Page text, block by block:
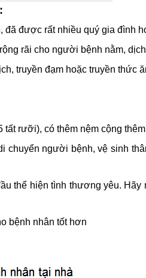
được rất nhiều quý gia đình
rãi cho người bệnh nằm,
truyền đạm hoặc truyền thức
rưỡi), có thêm nệm cộng
người bệnh, vệ sinh
thể hiện tình thương yêu.
bệnh nhân tốt hơn